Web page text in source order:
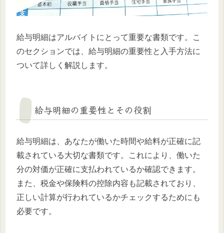
給与明細はアルバイトにとって重要な書類です。こ
のセクションでは、給与明細の重要性と入手方法に
ついて詳しく解説します。
給与明細の重要性とその役割
給与明細は、あなたが働いた時間や給料が正確に記
載されている大切な書類です。これにより、働いた
分の対価が正確に支払われているか確認できます。
また、税金や保険料の控除内容も記載されており、
正しい計算が行われているかチェックするためにも
必要です。